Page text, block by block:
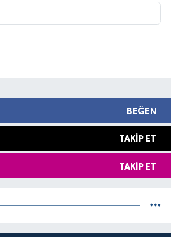
BEĞEN
TAKIP ET
TAKIP ET